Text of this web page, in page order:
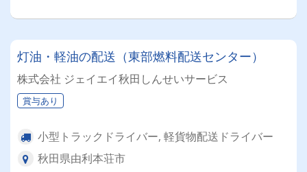
灯油・軽油の配送（東部燃料配送センター）
株式会社 ジェイエイ秋田しんせいサービス
賞与あり
小型トラックドライバー, 軽貨物配送ドライバー
秋田県由利本荘市